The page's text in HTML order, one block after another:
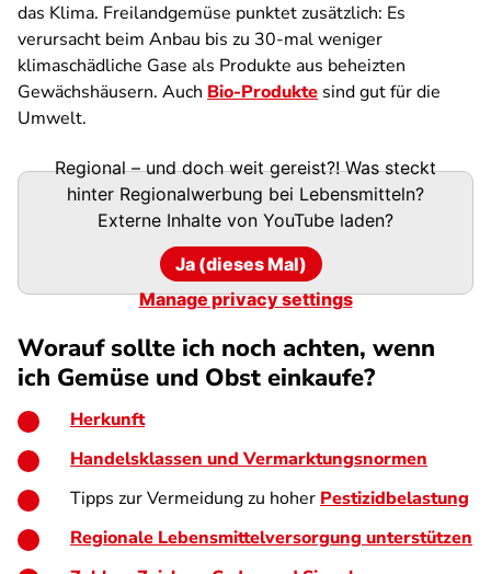
das Klima. Freilandgemüse punktet zusätzlich: Es
verursacht beim Anbau bis zu 30-mal weniger
klimaschädliche Gase als Produkte aus beheizten
Gewächshäusern. Auch Bio-Produkte sind gut für die
Umwelt.
Regional – und doch weit gereist?! Was steckt
hinter Regionalwerbung bei Lebensmitteln?
Externe Inhalte von YouTube laden?
Ja (dieses Mal)
Manage privacy settings
Worauf sollte ich noch achten, wenn
ich Gemüse und Obst einkaufe?
Herkunft
Handelsklassen und Vermarktungsnormen
Tipps zur Vermeidung zu hoher Pestizidbelastung
Regionale Lebensmittelversorgung unterstützen